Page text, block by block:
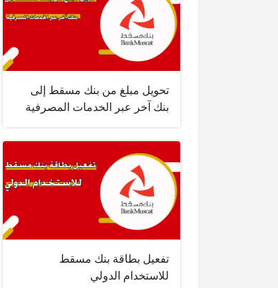
تحويل مبلغ من بنك مسقط إلى
بنك آخر عبر الخدمات المصرفية
تفعيل بطاقة بنك مسقط
للاستخدام الدولي